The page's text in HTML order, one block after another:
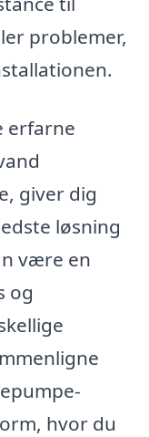
problemer,
erfarne
giver dig
løsning
være en
og
hvor du